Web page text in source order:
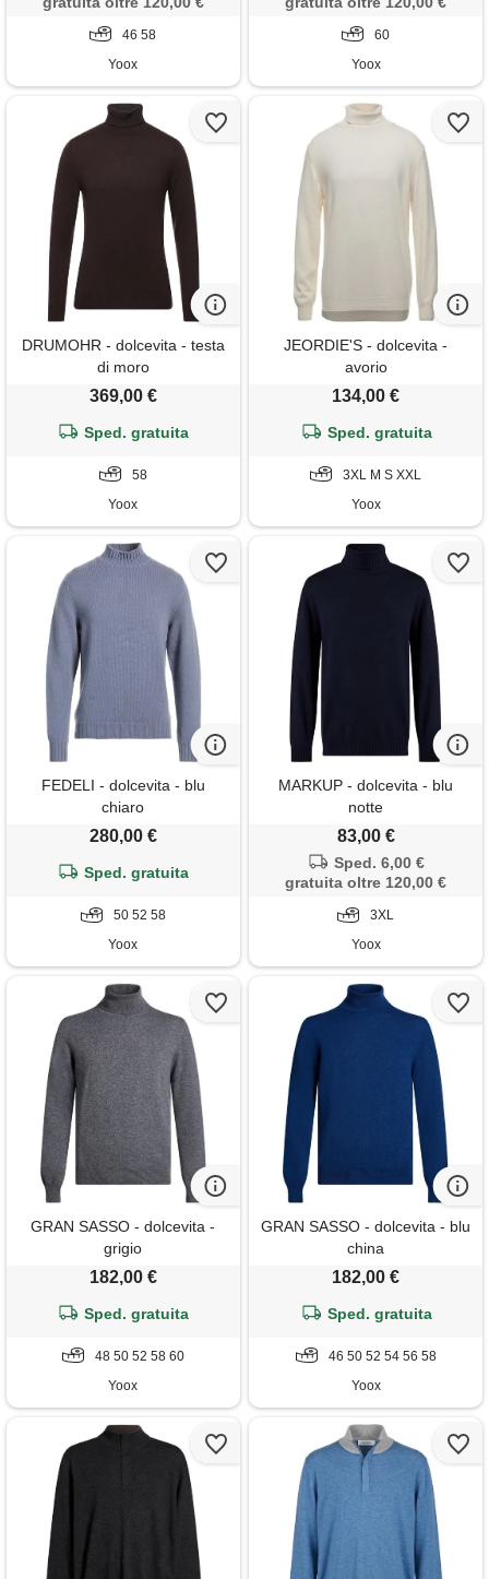
46 58
Yoox
60
Yoox
DRUMOHR - dolcevita - testa
di moro
369,00 €
Sped. gratuita
58
Yoox
JEORDIE'S - dolcevita -
avorio
134,00 €
Sped. gratuita
3XL M S XXL
Yoox
FEDELI - dolcevita - blu
chiaro
280,00 €
Sped. gratuita
50 52 58
Yoox
MARKUP - dolcevita - blu
notte
83,00 €
Sped. 6,00 €
gratuita oltre 120,00 €
3XL
Yoox
GRAN SASSO - dolcevita -
grigio
182,00 €
Sped. gratuita
48 50 52 58 60
Yoox
GRAN SASSO - dolcevita - blu
china
182,00 €
Sped. gratuita
46 50 52 54 56 58
Yoox